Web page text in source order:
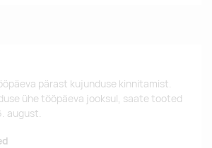
pärast kujunduse kinnitamist.
ühe tööpäeva jooksul, saate tooted
august.